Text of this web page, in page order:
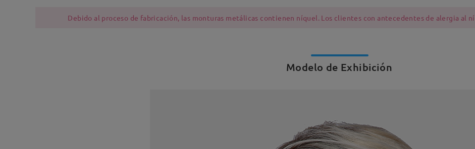
Debido al proceso de fabricación, las monturas metálicas contienen níquel. Los clientes con antecedentes de alergia al
Modelo de Exhibición